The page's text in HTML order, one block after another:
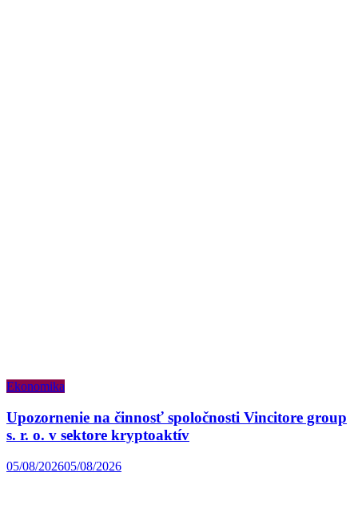
Ekonomika
Upozornenie na činnosť spoločnosti Vincitore group
s. r. o. v sektore kryptoaktív
05/08/202605/08/2026